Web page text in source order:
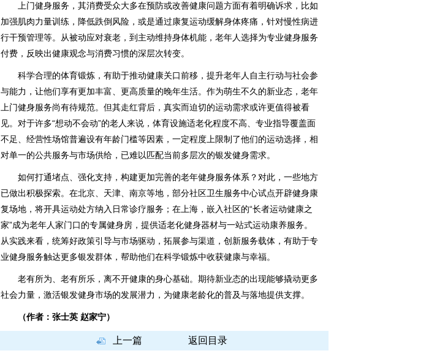
上门健身服务，其消费受众大多在预防或改善健康问题方面有着明确诉求，比如
加强肌肉力量训练，降低跌倒风险，或是通过康复运动缓解身体疼痛，针对慢性病进
行干预管理等。从被动应对衰老，到主动维持身体机能，老年人选择为专业健身服务
付费，反映出健康观念与消费习惯的深层次转变。
科学合理的体育锻炼，有助于推动健康关口前移，提升老年人自主行动与社会参
与能力，让他们享有更加丰富、更高质量的晚年生活。作为萌生不久的新业态，老年
上门健身服务尚有待规范。但其走红背后，真实而迫切的运动需求或许更值得被看
见。对于许多“想动不会动”的老人来说，体育设施适老化程度不高、专业指导覆盖面
不足、经营性场馆普遍设有年龄门槛等因素，一定程度上限制了他们的运动选择，相
对单一的公共服务与市场供给，已难以匹配当前多层次的银发健身需求。
如何打通堵点、强化支持，构建更加完善的老年健身服务体系？对此，一些地方
已做出积极探索。在北京、天津、南京等地，部分社区卫生服务中心试点开辟健身康
复场地，将开具运动处方纳入日常诊疗服务；在上海，嵌入社区的“长者运动健康之
家”成为老年人家门口的专属健身房，提供适老化健身器材与一站式运动康养服务。
从实践来看，统筹好政策引导与市场驱动，拓展参与渠道，创新服务载体，有助于专
业健身服务触达更多银发群体，帮助他们在科学锻炼中收获健康与幸福。
老有所为、老有所乐，离不开健康的身心基础。期待新业态的出现能够撬动更多
社会力量，激活银发健身市场的发展潜力，为健康老龄化的普及与落地提供支撑。
（作者：张士英 赵家宁）
上一篇 返回目录